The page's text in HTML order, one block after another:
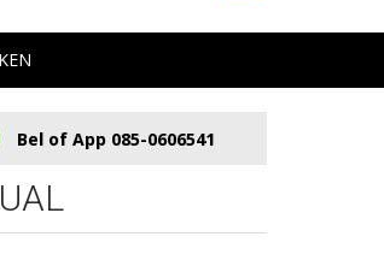
Bel of App 085-0606541